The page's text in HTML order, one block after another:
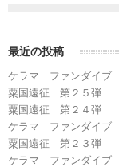
最近の投稿
ケラマ ファンダイブ
粟国遠征 第２５弾
粟国遠征 第２４弾
ケラマ ファンダイブ
粟国遠征 第２３弾
ケラマ ファンダイブ